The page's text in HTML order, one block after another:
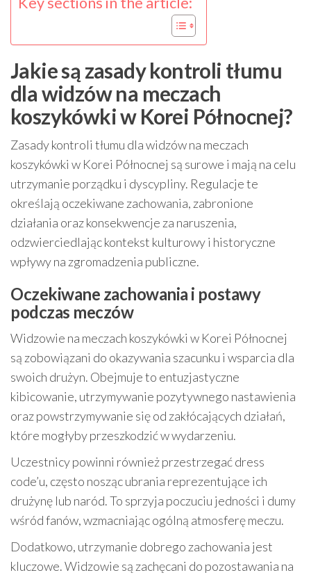
Jakie są zasady kontroli tłumu
dla widzów na meczach
koszykówki w Korei Północnej?
Zasady kontroli tłumu dla widzów na meczach
koszykówki w Korei Północnej są surowe i mają na celu
utrzymanie porządku i dyscypliny. Regulacje te
określają oczekiwane zachowania, zabronione
działania oraz konsekwencje za naruszenia,
odzwierciedlając kontekst kulturowy i historyczne
wpływy na zgromadzenia publiczne.
Oczekiwane zachowania i postawy
podczas meczów
Widzowie na meczach koszykówki w Korei Północnej
są zobowiązani do okazywania szacunku i wsparcia dla
swoich drużyn. Obejmuje to entuzjastyczne
kibicowanie, utrzymywanie pozytywnego nastawienia
oraz powstrzymywanie się od zakłócających działań,
które mogłyby przeszkodzić w wydarzeniu.
Uczestnicy powinni również przestrzegać dress
code’u, często nosząc ubrania reprezentujące ich
drużynę lub naród. To sprzyja poczuciu jedności i dumy
wśród fanów, wzmacniając ogólną atmosferę meczu.
Dodatkowo, utrzymanie dobrego zachowania jest
kluczowe. Widzowie są zachęcani do pozostawania na